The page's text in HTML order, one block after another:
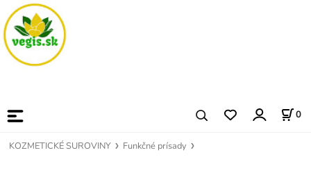
0
KOZMETICKÉ SUROVINY Funkčné prísady